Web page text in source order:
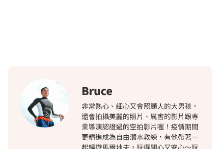
Bruce
非常熱心、細心又會照顧人的大男孩，
還會拍攝美麗的照片、厲害的影片跟專
業導演認證過的空拍影片喔！疫情期間
更精進成為自由潛水教練，有他帶著一
起暢遊馬爾地夫，玩得開心又安心～玩